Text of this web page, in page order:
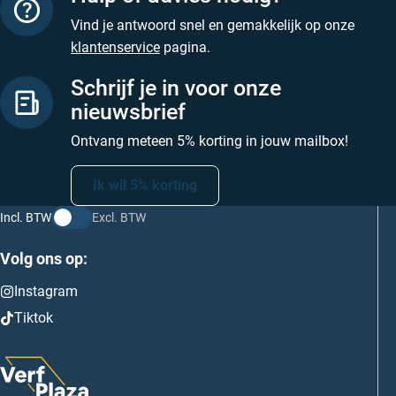
Vind je antwoord snel en gemakkelijk op onze
klantenservice pagina.
Schrijf je in voor onze
nieuwsbrief
Ontvang meteen 5% korting in jouw mailbox!
Ik wil 5% korting
Incl. BTW Excl. BTW
Volg ons op:
Instagram
Tiktok